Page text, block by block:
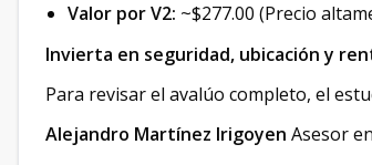
Valor por V2: ~$277.00 (Precio
Invierta en seguridad, ubicación y
Para revisar el avalúo completo, el
Alejandro Martínez Irigoyen Asesor